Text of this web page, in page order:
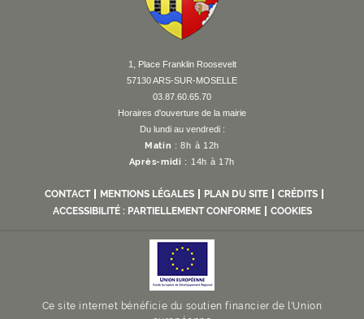
1, Place Franklin Roosevelt
57130 ARS-SUR-MOSELLE
03.87.60.65.70
Horaires d'ouverture de la mairie
Du lundi au vendredi :
Matin : 8h à 12h
Après-midi : 14h à 17h
CONTACT MENTIONS LÉGALES PLAN DU SITE
CRÉDITS
ACCESSIBILITÉ : PARTIELLEMENT CONFORME
COOKIES
Ce site internet bénéficie du soutien financier de l'Union